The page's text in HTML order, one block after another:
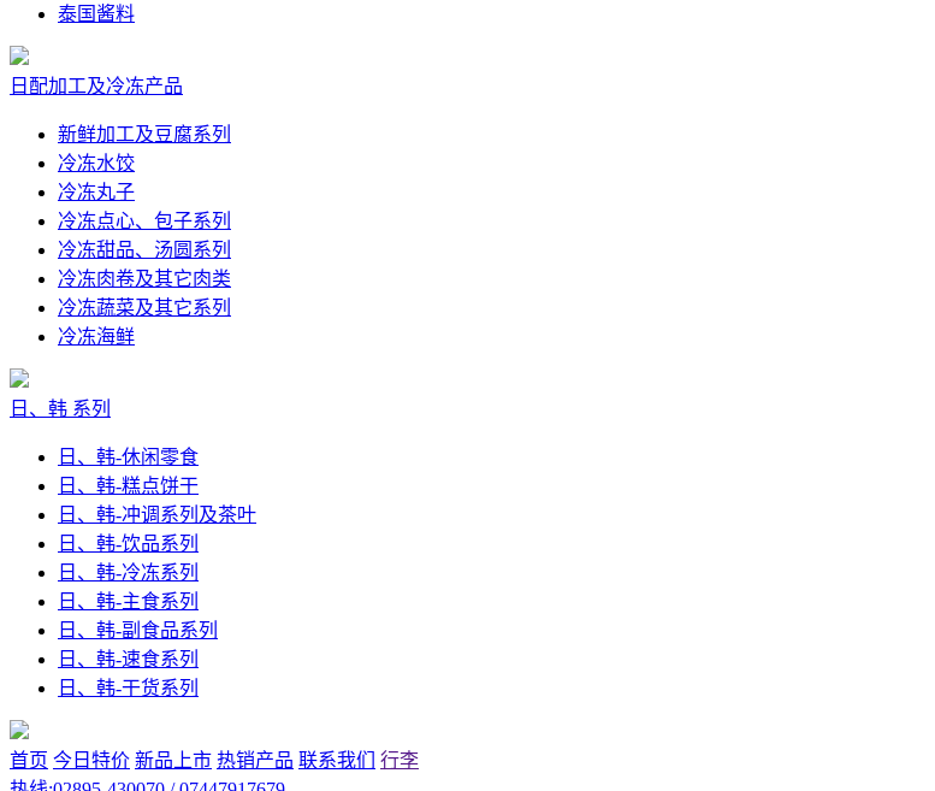
泰国酱料
日配加工及冷冻产品
新鲜加工及豆腐系列
冷冻水饺
冷冻丸子
冷冻点心、包子系列
冷冻甜品、汤圆系列
冷冻肉卷及其它肉类
冷冻蔬菜及其它系列
冷冻海鲜
日、韩 系列
日、韩-休闲零食
日、韩-糕点饼干
日、韩-冲调系列及茶叶
日、韩-饮品系列
日、韩-冷冻系列
日、韩-主食系列
日、韩-副食品系列
日、韩-速食系列
日、韩-干货系列
首页 今日特价 新品上市 热销产品 联系我们
行李